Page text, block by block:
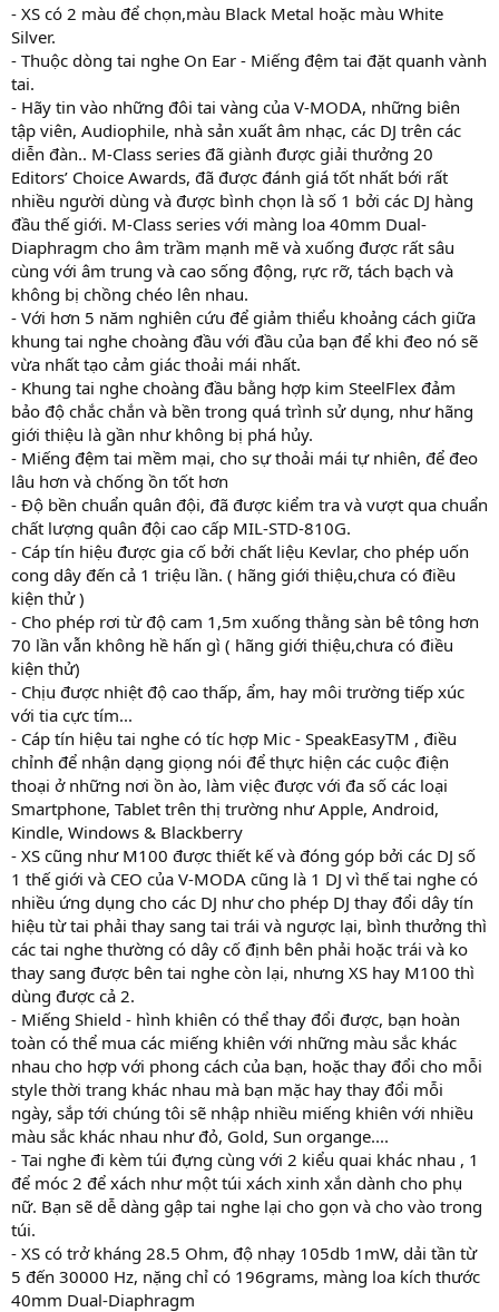
- XS có 2 màu để chọn,màu Black Metal hoặc màu White
Silver.
- Thuộc dòng tai nghe On Ear - Miếng đệm tai đặt quanh vành
tai.
- Hãy tin vào những đôi tai vàng của V-MODA, những biên
tập viên, Audiophile, nhà sản xuất âm nhạc, các DJ trên các
diễn đàn.. M-Class series đã giành được giải thưởng 20
Editors’ Choice Awards, đã được đánh giá tốt nhất bới rất
nhiều người dùng và được bình chọn là số 1 bởi các DJ hàng
đầu thế giới. M-Class series với màng loa 40mm Dual-
Diaphragm cho âm trầm mạnh mẽ và xuống được rất sâu
cùng với âm trung và cao sống động, rực rỡ, tách bạch và
không bị chồng chéo lên nhau.
- Với hơn 5 năm nghiên cứu để giảm thiểu khoảng cách giữa
khung tai nghe choàng đầu với đầu của bạn để khi đeo nó sẽ
vừa nhất tạo cảm giác thoải mái nhất.
- Khung tai nghe choàng đầu bằng hợp kim SteelFlex đảm
bảo độ chắc chắn và bền trong quá trình sử dụng, như hãng
giới thiệu là gần như không bị phá hủy.
- Miếng đệm tai mềm mại, cho sự thoải mái tự nhiên, để đeo
lâu hơn và chống ồn tốt hơn
- Độ bền chuẩn quân đội, đã được kiểm tra và vượt qua chuẩn
chất lượng quân đội cao cấp MIL-STD-810G.
- Cáp tín hiệu được gia cố bởi chất liệu Kevlar, cho phép uốn
cong dây đến cả 1 triệu lần. ( hãng giới thiệu,chưa có điều
kiện thử )
- Cho phép rơi từ độ cam 1,5m xuống thằng sàn bê tông hơn
70 lần vẫn không hề hấn gì ( hãng giới thiệu,chưa có điều
kiện thử)
- Chịu được nhiệt độ cao thấp, ẩm, hay môi trường tiếp xúc
với tia cực tím...
- Cáp tín hiệu tai nghe có tíc hợp Mic - SpeakEasyTM , điều
chỉnh để nhận dạng giọng nói để thực hiện các cuộc điện
thoại ở những nơi ồn ào, làm việc được với đa số các loại
Smartphone, Tablet trên thị trường như Apple, Android,
Kindle, Windows & Blackberry
- XS cũng như M100 được thiết kế và đóng góp bởi các DJ số
1 thế giới và CEO của V-MODA cũng là 1 DJ vì thế tai nghe có
nhiều ứng dụng cho các DJ như cho phép DJ thay đổi dây tín
hiệu từ tai phải thay sang tai trái và ngược lại, bình thưởng thì
các tai nghe thường có dây cố định bên phải hoặc trái và ko
thay sang được bên tai nghe còn lại, nhưng XS hay M100 thì
dùng được cả 2.
- Miếng Shield - hình khiên có thể thay đổi được, bạn hoàn
toàn có thể mua các miếng khiên với những màu sắc khác
nhau cho hợp với phong cách của bạn, hoặc thay đổi cho mỗi
style thời trang khác nhau mà bạn mặc hay thay đổi mỗi
ngày, sắp tới chúng tôi sẽ nhập nhiều miếng khiên với nhiều
màu sắc khác nhau như đỏ, Gold, Sun organge....
- Tai nghe đi kèm túi đựng cùng với 2 kiểu quai khác nhau , 1
để móc 2 để xách như một túi xách xinh xắn dành cho phụ
nữ. Bạn sẽ dễ dàng gập tai nghe lại cho gọn và cho vào trong
túi.
- XS có trở kháng 28.5 Ohm, độ nhạy 105db 1mW, dải tần từ
5 đến 30000 Hz, nặng chỉ có 196grams, màng loa kích thước
40mm Dual-Diaphragm